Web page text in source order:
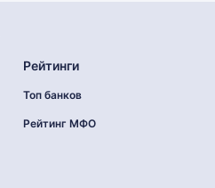
Рейтинги
Топ банков
Рейтинг МФО